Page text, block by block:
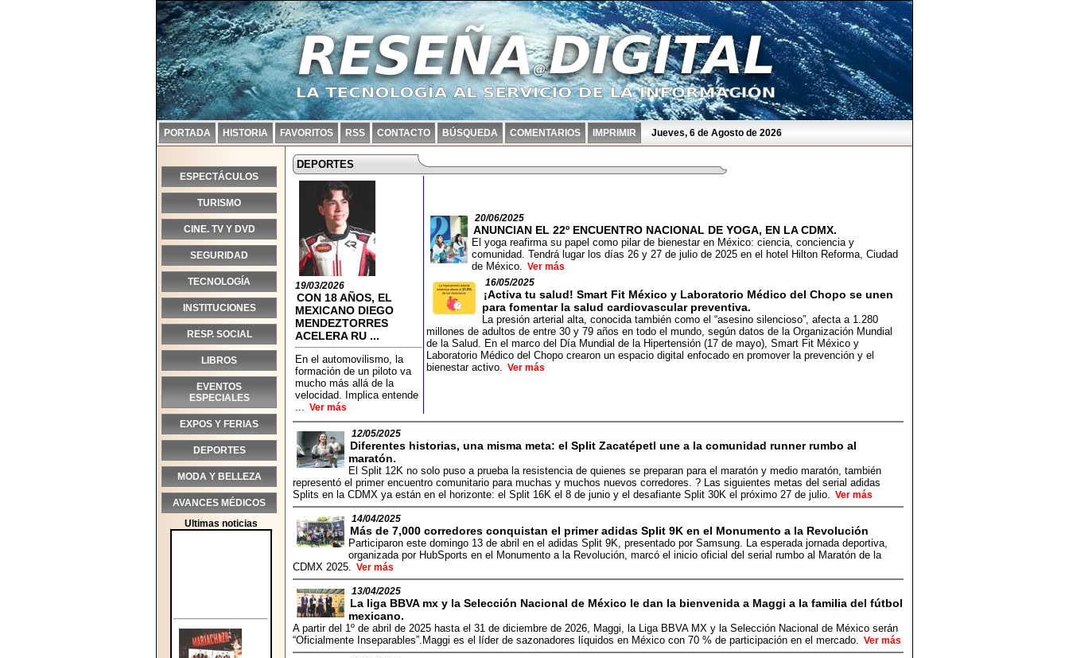
PORTADA HISTORIA FAVORITOS RSS CONTACTO BÚSQUEDA COMENTARIOS IMPRIMIR Jueves, 6 de Agosto de 2026
ESPECTÁCULOS
TURISMO
CINE. TV Y DVD
SEGURIDAD
TECNOLOGÍA
INSTITUCIONES
RESP. SOCIAL
LIBROS
EVENTOS
ESPECIALES
EXPOS Y FERIAS
DEPORTES
MODA Y BELLEZA
AVANCES MÉDICOS
Ultimas noticias
DEPORTES
19/03/2026
CON 18 AÑOS, EL
MEXICANO DIEGO
MENDEZTORRES
ACELERA RU ...
En el automovilismo, la
formación de un piloto va
mucho más allá de la
velocidad. Implica entende
... Ver más
20/06/2025
ANUNCIAN EL 22º ENCUENTRO NACIONAL DE YOGA, EN LA CDMX.
El yoga reafirma su papel como pilar de bienestar en México: ciencia, conciencia y
comunidad. Tendrá lugar los días 26 y 27 de julio de 2025 en el hotel Hilton Reforma, Ciudad
de México. Ver más
16/05/2025
¡Activa tu salud! Smart Fit México y Laboratorio Médico del Chopo se unen
para fomentar la salud cardiovascular preventiva.
La presión arterial alta, conocida también como el “asesino silencioso”, afecta a 1.280
millones de adultos de entre 30 y 79 años en todo el mundo, según datos de la Organización Mundial
de la Salud. En el marco del Día Mundial de la Hipertensión (17 de mayo), Smart Fit México y
Laboratorio Médico del Chopo crearon un espacio digital enfocado en promover la prevención y el
bienestar activo. Ver más
12/05/2025
Diferentes historias, una misma meta: el Split Zacatépetl une a la comunidad runner rumbo al
maratón.
El Split 12K no solo puso a prueba la resistencia de quienes se preparan para el maratón y medio maratón, también
representó el primer encuentro comunitario para muchas y muchos nuevos corredores. ? Las siguientes metas del serial adidas
Splits en la CDMX ya están en el horizonte: el Split 16K el 8 de junio y el desafiante Split 30K el próximo 27 de julio. Ver más
14/04/2025
Más de 7,000 corredores conquistan el primer adidas Split 9K en el Monumento a la Revolución
Participaron este domingo 13 de abril en el adidas Split 9K, presentado por Samsung. La esperada jornada deportiva,
organizada por HubSports en el Monumento a la Revolución, marcó el inicio oficial del serial rumbo al Maratón de la
CDMX 2025. Ver más
13/04/2025
La liga BBVA mx y la Selección Nacional de México le dan la bienvenida a Maggi a la familia del fútbol
mexicano.
A partir del 1º de abril de 2025 hasta el 31 de diciembre de 2026, Maggi, la Liga BBVA MX y la Selección Nacional de México serán
“Oficialmente Inseparables”.Maggi es el líder de sazonadores líquidos en México con 70 % de participación en el mercado. Ver más